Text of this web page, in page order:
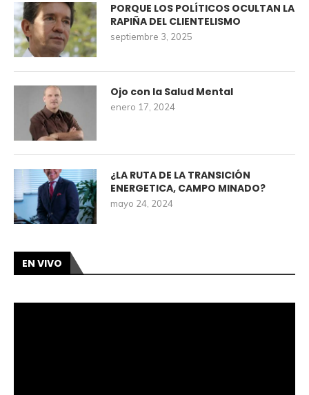
PORQUE LOS POLÍTICOS OCULTAN LA
RAPIÑA DEL CLIENTELISMO
septiembre 3, 2025
Ojo con la Salud Mental
enero 17, 2024
¿LA RUTA DE LA TRANSICIÓN
ENERGETICA, CAMPO MINADO?
mayo 24, 2024
EN VIVO